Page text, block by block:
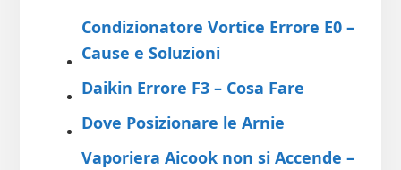
Condizionatore Vortice Errore E0 –
Cause e Soluzioni​
Daikin Errore F3 – Cosa Fare​
Dove Posizionare le Arnie
Vaporiera Aicook non si Accende –